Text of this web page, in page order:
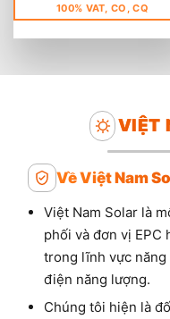
100% VAT, CO, CQ
VIỆT
Về Việt Nam
Việt Nam Solar là
phối và đơn vị EPC
trong lĩnh vực
điện năng lượng.
Chúng tôi hiện là